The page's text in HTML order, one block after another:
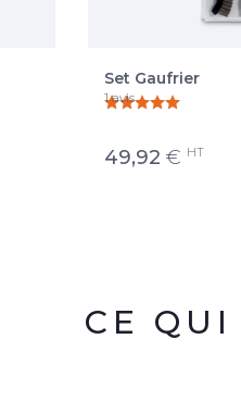
Set Gaufrier
1 avis
49,92 € HT
CE